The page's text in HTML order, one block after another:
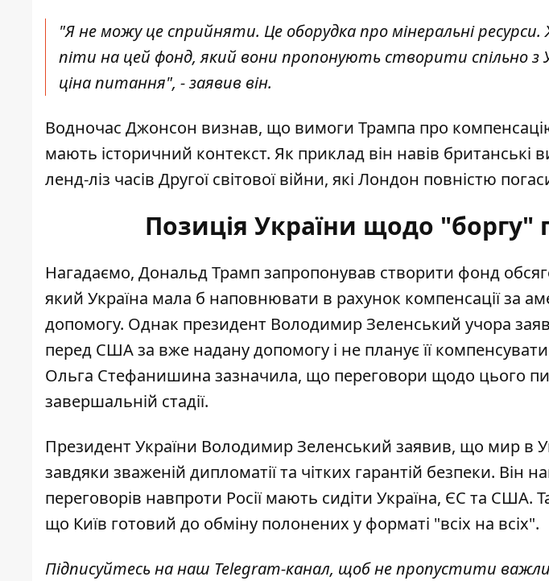
"Я не можу це сприйняти. Це оборудка про мінеральні ресурси.
піти на цей фонд, який вони пропонують створити спільно з
ціна питання", - заявив він.
Водночас Джонсон визнав, що вимоги Трампа про
мають історичний контекст. Як приклад він навів британські
ленд-ліз часів Другої світової війни, які Лондон повністю
Позиція України щодо
Нагадаємо, Дональд Трамп запропонував створити фонд
який Україна мала б наповнювати в рахунок компенсації за
допомогу. Однак президент Володимир Зеленський учора
перед США за вже надану допомогу і не планує її компенсувати
Ольга Стефанишина зазначила, що переговори щодо цього
завершальній стадії.
Президент України Володимир Зеленський заявив, що мир в
завдяки зваженій дипломатії та чітких гарантій безпеки. Він
переговорів навпроти Росії мають сидіти Україна, ЄС та США.
що Київ готовий до обміну полонених у форматі "всіх на всіх".
Підписуйтесь на наш Telegram-канал, щоб не пропустити